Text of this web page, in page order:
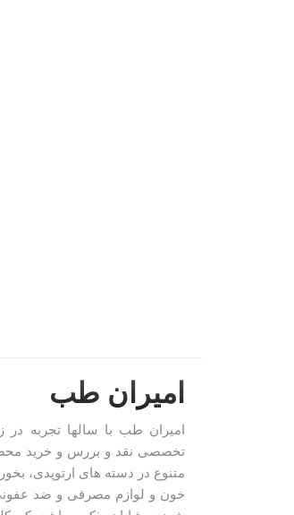
امیران طب
امیران طب با سالها تجربه در
تخصصی نقد و بررس و خرید
متنوع در دسته های ارتوپدی،
خون و لوازم مصرفی و ضد